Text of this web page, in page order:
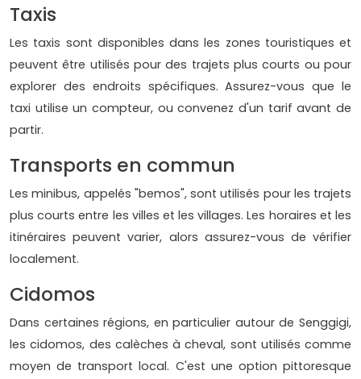
Taxis
Les taxis sont disponibles dans les zones touristiques et
peuvent être utilisés pour des trajets plus courts ou pour
explorer des endroits spécifiques. Assurez-vous que le
taxi utilise un compteur, ou convenez d'un tarif avant de
partir.
Transports en commun
Les minibus, appelés "bemos", sont utilisés pour les trajets
plus courts entre les villes et les villages. Les horaires et les
itinéraires peuvent varier, alors assurez-vous de vérifier
localement.
Cidomos
Dans certaines régions, en particulier autour de Senggigi,
les cidomos, des calèches à cheval, sont utilisés comme
moyen de transport local. C'est une option pittoresque